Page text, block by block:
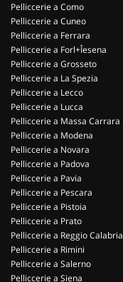
Pelliccerie a Como
Pelliccerie a Cuneo
Pelliccerie a Ferrara
Pelliccerie a Forl+Îesena
Pelliccerie a Grosseto
Pelliccerie a La Spezia
Pelliccerie a Lecco
Pelliccerie a Lucca
Pelliccerie a Massa Carrara
Pelliccerie a Modena
Pelliccerie a Novara
Pelliccerie a Padova
Pelliccerie a Pavia
Pelliccerie a Pescara
Pelliccerie a Pistoia
Pelliccerie a Prato
Pelliccerie a Reggio Calabria
Pelliccerie a Rimini
Pelliccerie a Salerno
Pelliccerie a Siena